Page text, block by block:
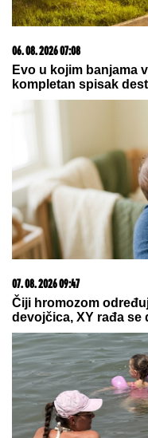
09. 07. 2026 09:20
Komfor po meri
03. 08. 2026 07:31
25.000 kupaca već
više
07. 08. 2026 09:14
Сазнања
савезу Загреба,